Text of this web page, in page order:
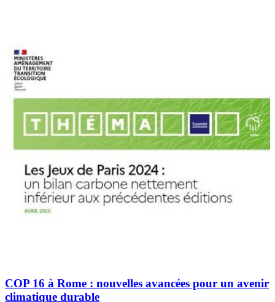
COP 16 à Rome : nouvelles avancées pour un avenir
climatique durable